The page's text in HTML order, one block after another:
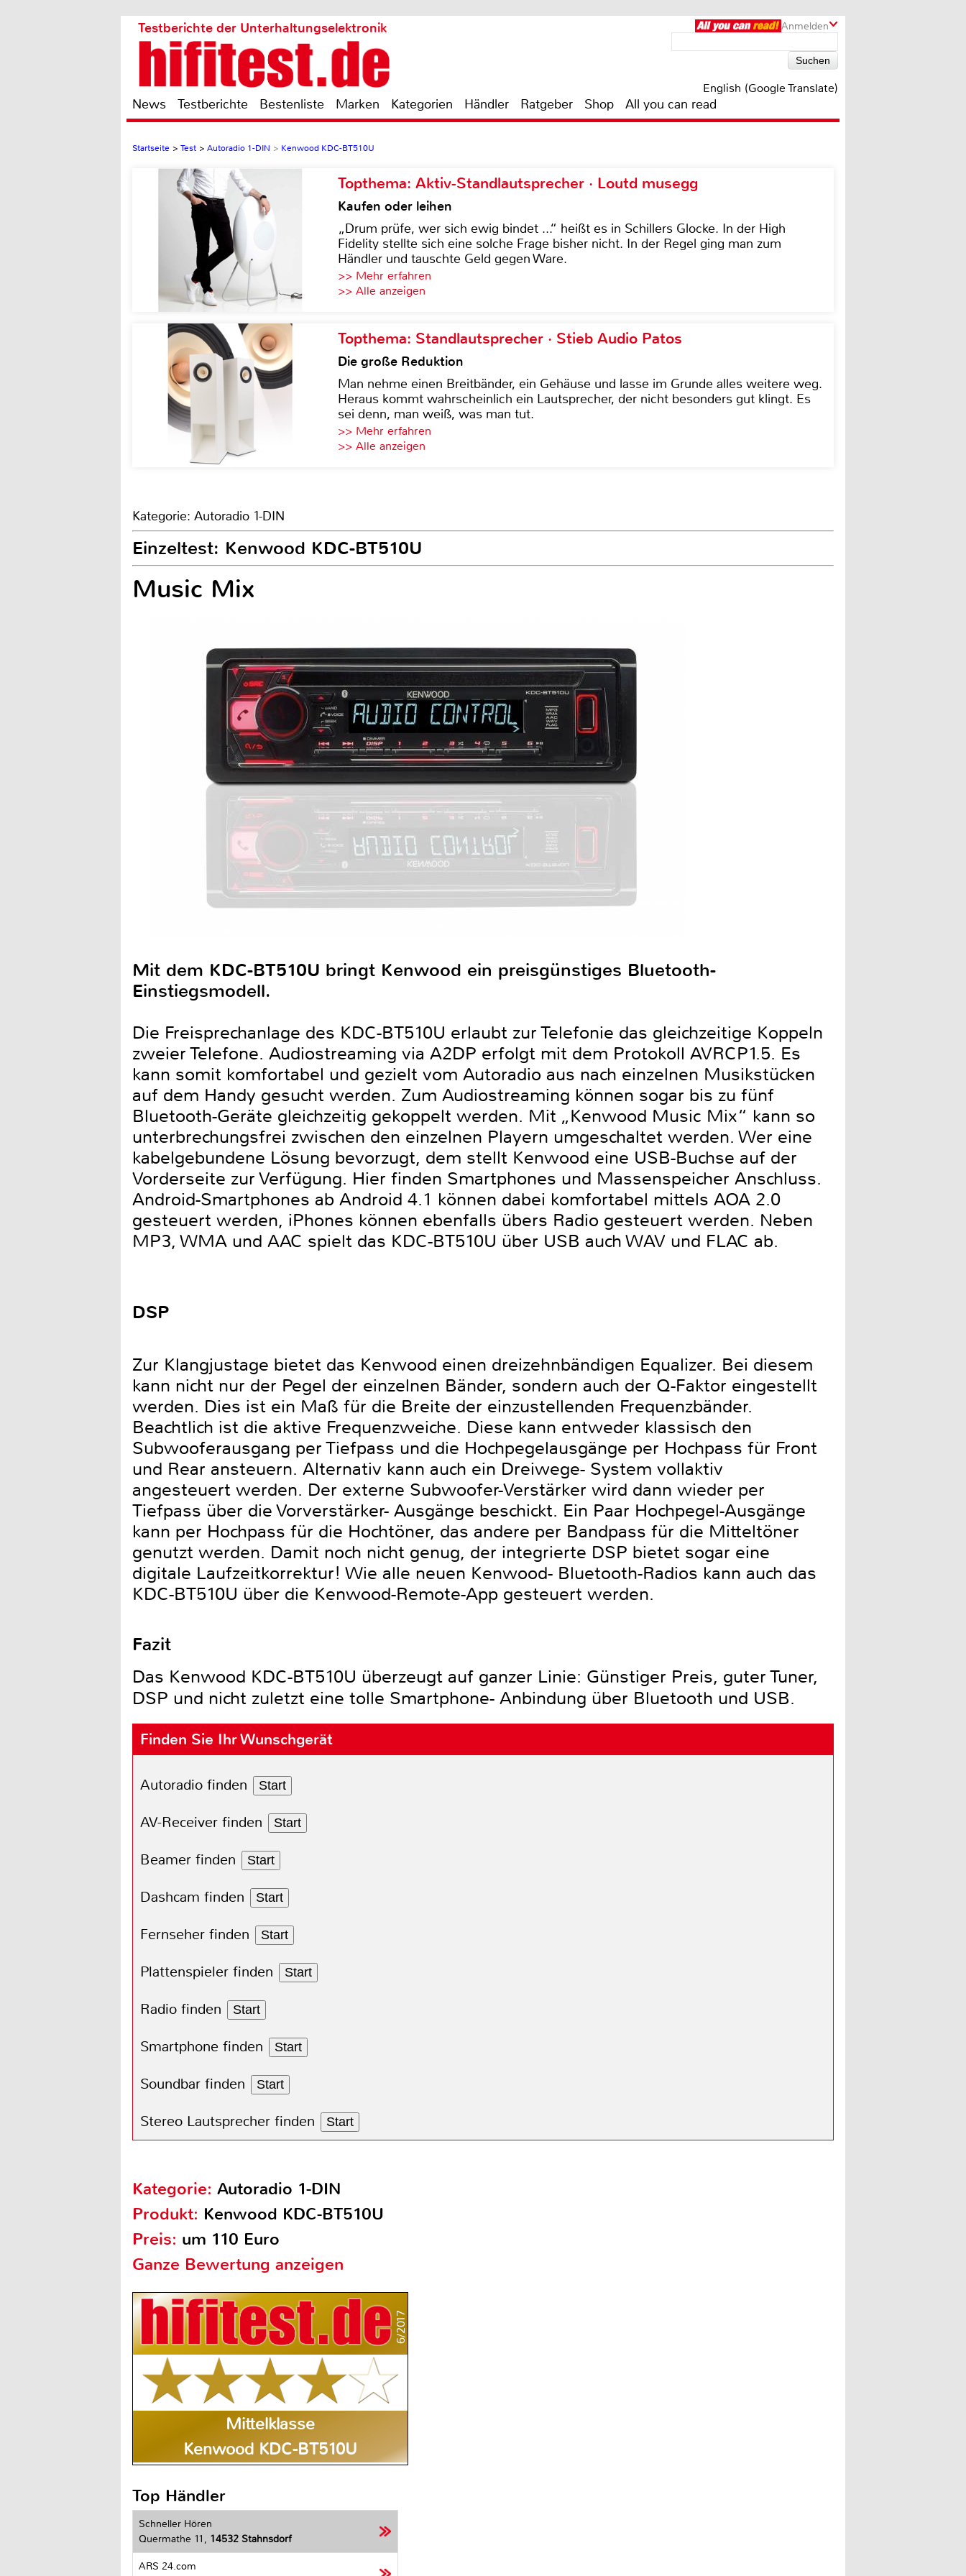
Anmelden
Testberichte der Unterhaltungselektronik
English (Google Translate)
News Testberichte Bestenliste Marken Kategorien Händler Ratgeber Shop All you can read
Startseite > Test > Autoradio 1-DIN > Kenwood KDC-BT510U
Topthema: Aktiv-Standlautsprecher · Loutd musegg
Kaufen oder leihen
„Drum prüfe, wer sich ewig bindet ...“ heißt es in Schillers Glocke. In der High
Fidelity stellte sich eine solche Frage bisher nicht. In der Regel ging man zum
Händler und tauschte Geld gegen Ware.
>> Mehr erfahren
>> Alle anzeigen
Topthema: Standlautsprecher · Stieb Audio Patos
Die große Reduktion
Man nehme einen Breitbänder, ein Gehäuse und lasse im Grunde alles weitere weg.
Heraus kommt wahrscheinlich ein Lautsprecher, der nicht besonders gut klingt. Es
sei denn, man weiß, was man tut.
>> Mehr erfahren
>> Alle anzeigen
Kategorie: Autoradio 1-DIN
Einzeltest: Kenwood KDC-BT510U
Music Mix
Mit dem KDC-BT510U bringt Kenwood ein preisgünstiges Bluetooth-
Einstiegsmodell.
Die Freisprechanlage des KDC-BT510U erlaubt zur Telefonie das gleichzeitige Koppeln
zweier Telefone. Audiostreaming via A2DP erfolgt mit dem Protokoll AVRCP1.5. Es
kann somit komfortabel und gezielt vom Autoradio aus nach einzelnen Musikstücken
auf dem Handy gesucht werden. Zum Audiostreaming können sogar bis zu fünf
Bluetooth-Geräte gleichzeitig gekoppelt werden. Mit „Kenwood Music Mix“ kann so
unterbrechungsfrei zwischen den einzelnen Playern umgeschaltet werden. Wer eine
kabelgebundene Lösung bevorzugt, dem stellt Kenwood eine USB-Buchse auf der
Vorderseite zur Verfügung. Hier finden Smartphones und Massenspeicher Anschluss.
Android-Smartphones ab Android 4.1 können dabei komfortabel mittels AOA 2.0
gesteuert werden, iPhones können ebenfalls übers Radio gesteuert werden. Neben
MP3, WMA und AAC spielt das KDC-BT510U über USB auch WAV und FLAC ab.
DSP
Zur Klangjustage bietet das Kenwood einen dreizehnbändigen Equalizer. Bei diesem
kann nicht nur der Pegel der einzelnen Bänder, sondern auch der Q-Faktor eingestellt
werden. Dies ist ein Maß für die Breite der einzustellenden Frequenzbänder.
Beachtlich ist die aktive Frequenzweiche. Diese kann entweder klassisch den
Subwooferausgang per Tiefpass und die Hochpegelausgänge per Hochpass für Front
und Rear ansteuern. Alternativ kann auch ein Dreiwege- System vollaktiv
angesteuert werden. Der externe Subwoofer-Verstärker wird dann wieder per
Tiefpass über die Vorverstärker- Ausgänge beschickt. Ein Paar Hochpegel-Ausgänge
kann per Hochpass für die Hochtöner, das andere per Bandpass für die Mitteltöner
genutzt werden. Damit noch nicht genug, der integrierte DSP bietet sogar eine
digitale Laufzeitkorrektur! Wie alle neuen Kenwood- Bluetooth-Radios kann auch das
KDC-BT510U über die Kenwood-Remote-App gesteuert werden.
Fazit
Das Kenwood KDC-BT510U überzeugt auf ganzer Linie: Günstiger Preis, guter Tuner,
DSP und nicht zuletzt eine tolle Smartphone- Anbindung über Bluetooth und USB.
Finden Sie Ihr Wunschgerät
Autoradio finden Start
AV-Receiver finden Start
Beamer finden Start
Dashcam finden Start
Fernseher finden Start
Plattenspieler finden Start
Radio finden Start
Smartphone finden Start
Soundbar finden Start
Stereo Lautsprecher finden Start
Kategorie: Autoradio 1-DIN
Produkt: Kenwood KDC-BT510U
Preis: um 110 Euro
Ganze Bewertung anzeigen
6/2017
Mittelklasse
Kenwood KDC-BT510U
Top Händler
Schneller Hören
Quermathe 11, 14532 Stahnsdorf
ARS 24.com